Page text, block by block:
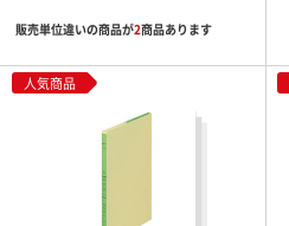
販売単位違いの商品が2商品あります
人気商品